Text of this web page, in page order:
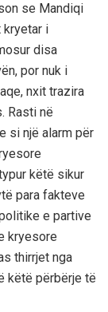
se Mandiqi
kryetar i
disa
por nuk i
nxit trazira
Rasti në
si një alarm për
këtë sikur
para fakteve
e partive
kryesore
thirrjet nga
këtë përbërje të